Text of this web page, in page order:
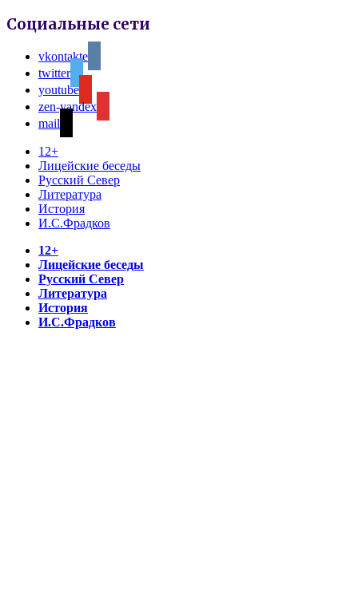
Социальные сети
vkontakte
twitter
youtube
zen-yandex
mail
12+
Лицейские беседы
Русский Север
Литература
История
И.С.Фрадков
12+
Лицейские беседы
Русский Север
Литература
История
И.С.Фрадков